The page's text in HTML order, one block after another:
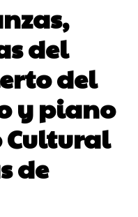
del
del
y piano
Cultural
de